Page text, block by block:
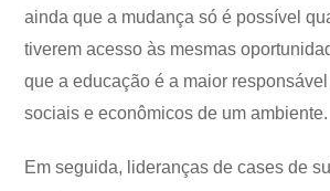
ainda que a mudança só é possível
tiverem acesso às mesmas
que a educação é a maior
sociais e econômicos de um ambiente.
Em seguida, lideranças de cases de